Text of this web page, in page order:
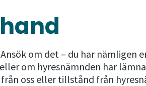
om det – du har
om hyresnämnden har
oss eller tillstånd från